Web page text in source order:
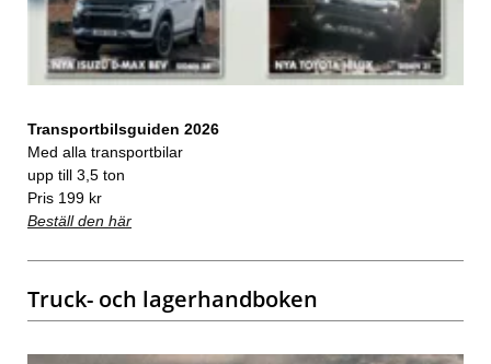
Transportbilsguiden 2026
Med alla transportbilar
upp till 3,5 ton
Pris 199 kr
Beställ den här
Truck- och lagerhandboken